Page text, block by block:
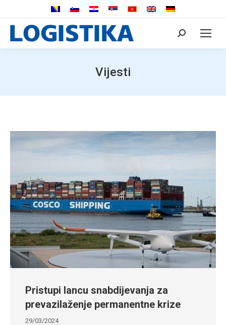
Search:
Vijesti
Pristupi lancu snabdijevanja za
prevazilaženje permanentne krize
29/03/2024